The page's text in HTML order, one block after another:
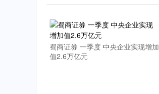
蜀商证券 一季度 中央企业实现增加
值2.6万亿元